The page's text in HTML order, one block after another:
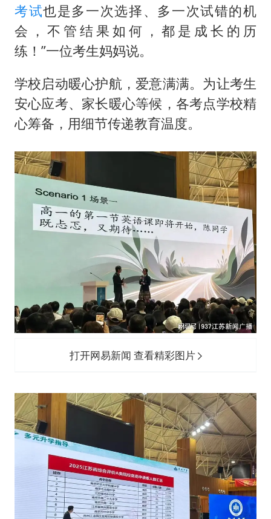
考试也是多一次选择、多一次试错的机
会，不管结果如何，都是成长的历
练！”一位考生妈妈说。
学校启动暖心护航，爱意满满。为让考生
安心应考、家长暖心等候，各考点学校精
心筹备，用细节传递教育温度。
打开网易新闻 查看精彩图片